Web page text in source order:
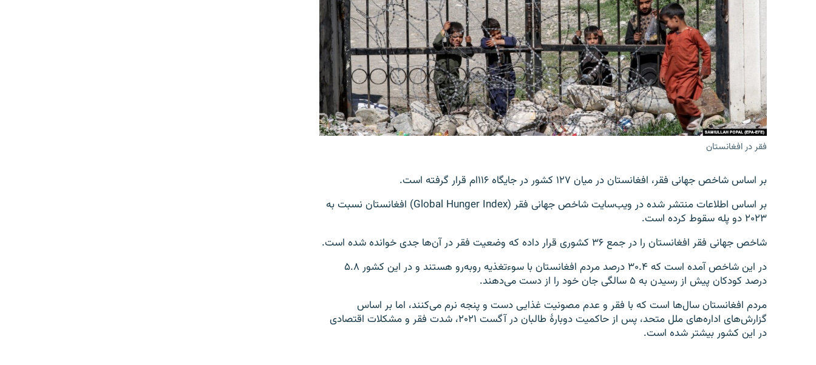
فقر در افغانستان
بر اساس شاخص جهانی فقر، افغانستان در میان ۱۲۷ کشور در جایگاه ۱۱۶ام قرار گرفته است.
بر اساس اطلاعات منتشر شده در ویب‌سایت شاخص جهانی فقر (Global Hunger Index) افغانستان نسبت به
۲۰۲۳ دو پله سقوط کرده است.
شاخص جهانی فقر افغانستان را در جمع ۳۶ کشوری قرار داده که وضعیت فقر در آن‌ها جدی خوانده شده است.
در این شاخص آمده است که ۳۰.۴ درصد مردم افغانستان با سوءتغذیه روبه‌رو هستند و در این کشور ۵.۸
درصد کودکان پیش از رسیدن به ۵ سالگی جان خود را از دست می‌دهند.
مردم افغانستان سال‌ها است که با فقر و عدم مصونیت غذایی دست و پنجه نرم می‌کنند، اما بر اساس
گزارش‌های اداره‌های ملل متحد، پس از حاکمیت دوبارهٔ طالبان در آگست ۲۰۲۱، شدت فقر و مشکلات اقتصادی
در این کشور بیشتر شده است.